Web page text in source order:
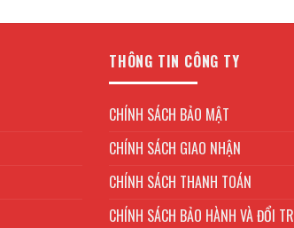
THÔNG TIN CÔNG TY
CHÍNH SÁCH BẢO MẬT
CHÍNH SÁCH GIAO NHẬN
CHÍNH SÁCH THANH TOÁN
CHÍNH SÁCH BẢO HÀNH VÀ ĐỔI